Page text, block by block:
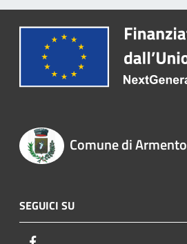
Comune di Armento
SEGUICI SU